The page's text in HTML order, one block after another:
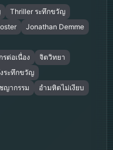
Thriller ระทึกขวัญ
Jonathan Demme
ต่อเนื่อง
จิตวิทยา
ระทึกขวัญ
ญากรรม
อำมหิตไม่เงียบ